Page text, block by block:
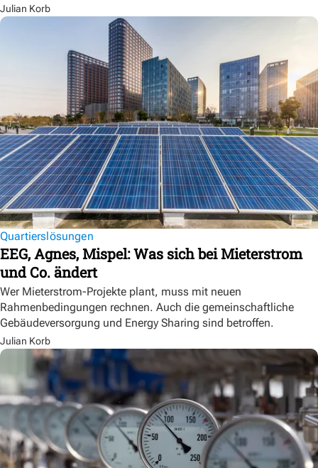
Julian Korb
Quartierslösungen
EEG, Agnes, Mispel: Was sich bei Mieterstrom
und Co. ändert
Wer Mieterstrom-Projekte plant, muss mit neuen
Rahmenbedingungen rechnen. Auch die gemeinschaftliche
Gebäudeversorgung und Energy Sharing sind betroffen.
Julian Korb